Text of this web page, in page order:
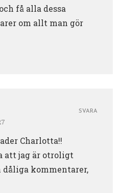
få alla dessa
om allt man gör
Charlotta!!
att jag är otroligt
kommentarer,
SVARA